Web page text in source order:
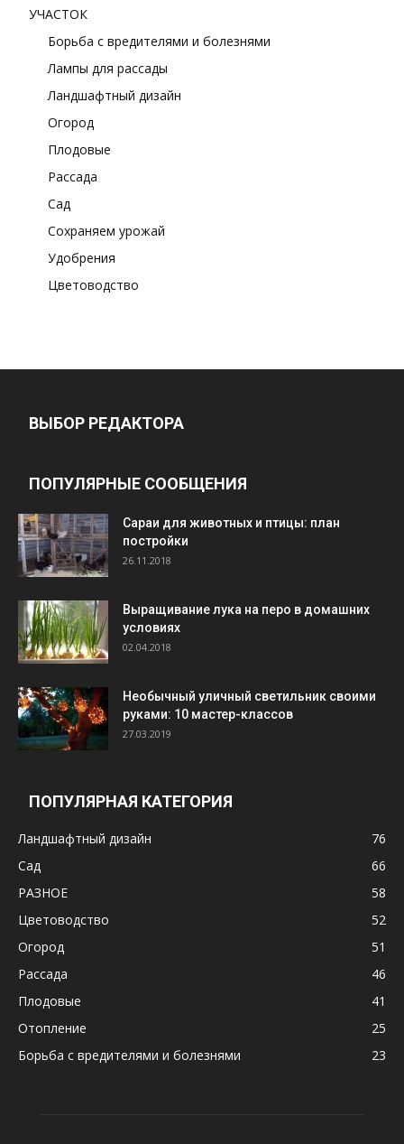
УЧАСТОК
Борьба с вредителями и болезнями
Лампы для рассады
Ландшафтный дизайн
Огород
Плодовые
Рассада
Сад
Сохраняем урожай
Удобрения
Цветоводство
ВЫБОР РЕДАКТОРА
ПОПУЛЯРНЫЕ СООБЩЕНИЯ
Cараи для животных и птицы: план
постройки
26.11.2018
Выращивание лука на перо в домашних
условиях
02.04.2018
Необычный уличный светильник своими
руками: 10 мастер-классов
27.03.2019
ПОПУЛЯРНАЯ КАТЕГОРИЯ
Ландшафтный дизайн
76
Сад
66
РАЗНОЕ
58
Цветоводство
52
Огород
51
Рассада
46
Плодовые
41
Отопление
25
Борьба с вредителями и болезнями
23